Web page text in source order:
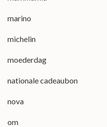
marino
michelin
moederdag
nationale cadeaubon
nova
om